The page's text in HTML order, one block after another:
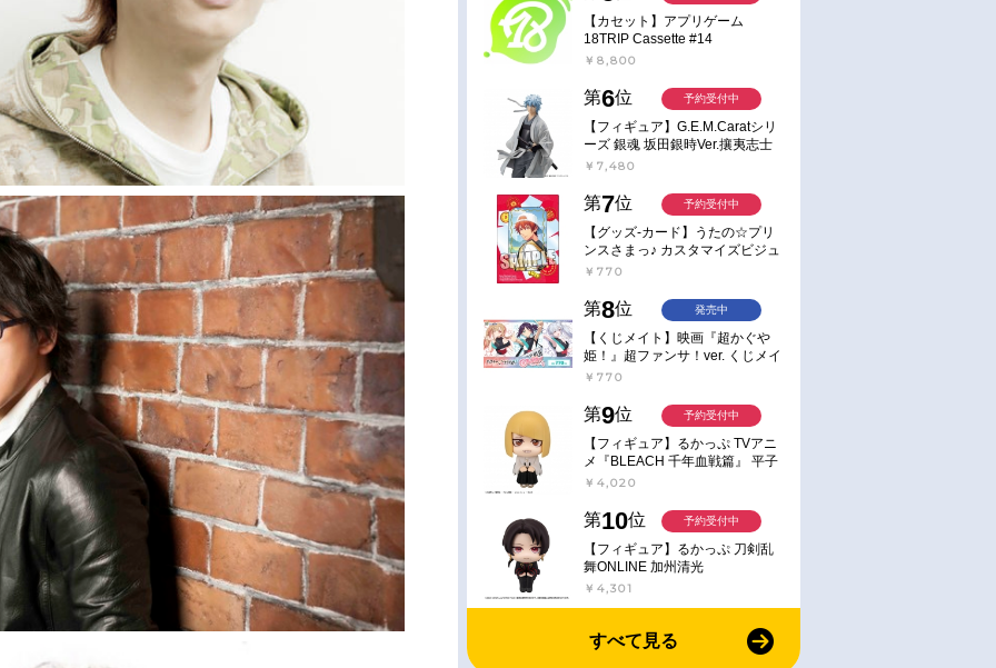
【カセット】アプリゲーム
18TRIP Cassette #14
￥8,800
第6位
【フィギュア】G.E.M.Caratシリ
ーズ 銀魂 坂田銀時Ver.攘夷志士
完成品フィギュア
￥7,480
予約受付中
第7位
【グッズ-カード】うたの☆プリ
ンスさまっ♪ カスタマイズビジュ
アルカードコレクション Best
￥770
予約受付中
第8位
【くじメイト】映画『超かぐや
姫！』超ファンサ！ver. くじメイ
ト
￥770
発売中
第9位
【フィギュア】るかっぷ TVアニ
メ『BLEACH 千年血戦篇』 平子
真子
￥4,020
予約受付中
第10位
【フィギュア】るかっぷ 刀剣乱
舞ONLINE 加州清光
￥4,301
予約受付中
すべて見る